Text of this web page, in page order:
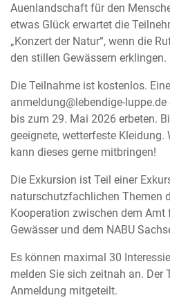
Auenlandschaft für den
etwas Glück erwartet die
„Konzert der Natur“, wenn die
den stillen Gewässern erklingen.
Die Teilnahme ist kostenlos.
anmeldung@lebendige-
bis zum 29. Mai 2026 erbeten.
geeignete, wetterfeste Kleidung.
kann dieses gerne mitbringen!
Die Exkursion ist Teil einer
naturschutzfachlichen Themen
Kooperation zwischen dem Amt
Gewässer und dem NABU
Es können maximal 30
melden Sie sich zeitnah an. Der
Anmeldung mitgeteilt.